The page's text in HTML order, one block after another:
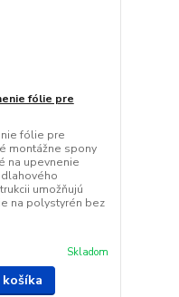
fólie pre
fólie pre
montážne spony
na upevnenie
umožňujú
na polystyrén bez
Skladom